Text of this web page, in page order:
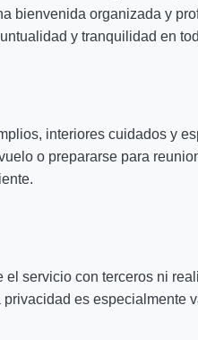
bienvenida organizada y
y tranquilidad en
interiores cuidados y
o prepararse para
servicio con terceros ni
es especialmente